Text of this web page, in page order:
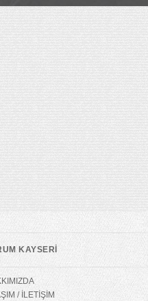
KAYSERİ
/ İLETİŞİM